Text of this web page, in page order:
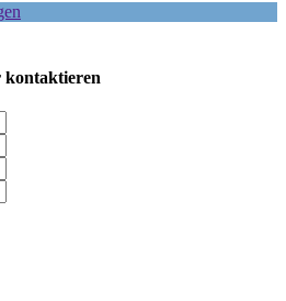
kontaktieren